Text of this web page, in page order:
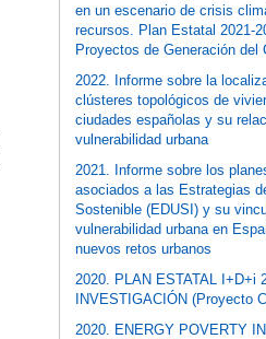
en un escenario de crisis
recursos. Plan Estatal 2021-
Proyectos de Generación del
2022. Informe sobre la
clústeres topológicos de
ciudades españolas y su
vulnerabilidad urbana
2021. Informe sobre los
asociados a las Estrategias
Sostenible (EDUSI) y su
vulnerabilidad urbana en
nuevos retos urbanos
2020. PLAN ESTATAL I+D+i
INVESTIGACIÓN (Proyecto
2020. ENERGY POVERTY